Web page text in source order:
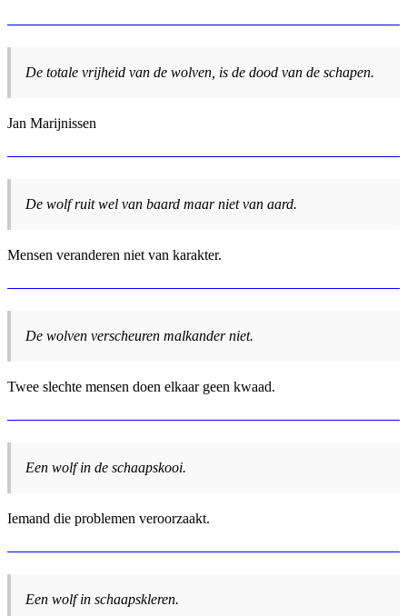
De totale vrijheid van de wolven, is de dood van de schapen.
Jan Marijnissen
De wolf ruit wel van baard maar niet van aard.
Mensen veranderen niet van karakter.
De wolven verscheuren malkander niet.
Twee slechte mensen doen elkaar geen kwaad.
Een wolf in de schaapskooi.
Iemand die problemen veroorzaakt.
Een wolf in schaapskleren.